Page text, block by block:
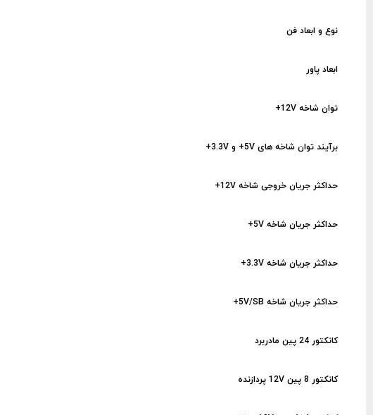
نوع و ابعاد فن
ابعاد پاور
توان شاخه 12V+
برآیند توان شاخه های 5V+ و 3.3V+
حداکثر جریان خروجی شاخه 12V+
حداکثر جریان شاخه 5V+
حداکثر جریان شاخه 3.3V+
حداکثر جریان شاخه 5V/SB+
کانکتور 24 پین مادربرد
کانکتور 8 پین 12V پردازنده